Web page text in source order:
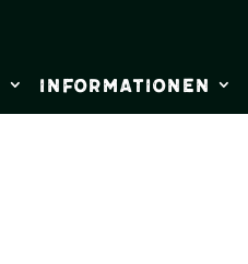
Informationen